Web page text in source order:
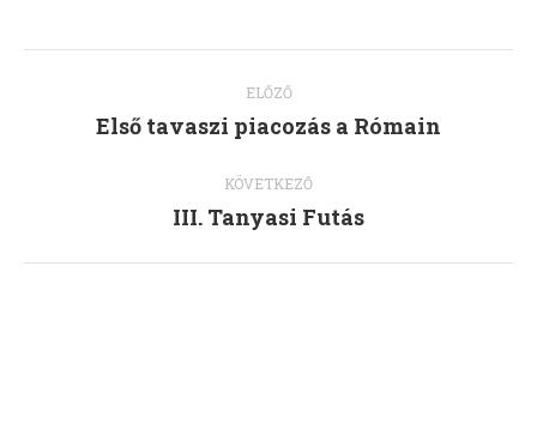
navigation
ELŐZŐ
Previous
Első tavaszi piacozás a Rómain
KÖVETKEZŐ
Next
III. Tanyasi Futás